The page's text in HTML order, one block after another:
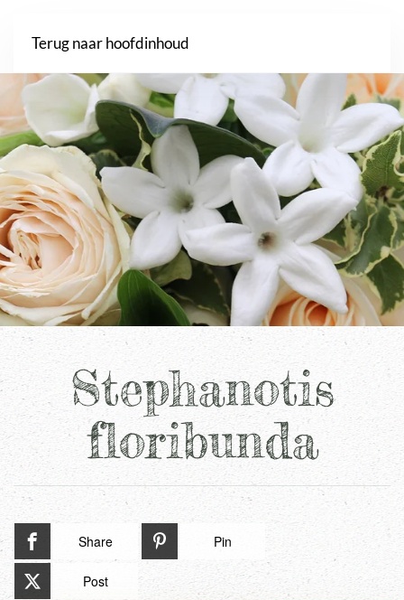
Terug naar hoofdinhoud
Stephanotis
floribunda
Share Pin
Post